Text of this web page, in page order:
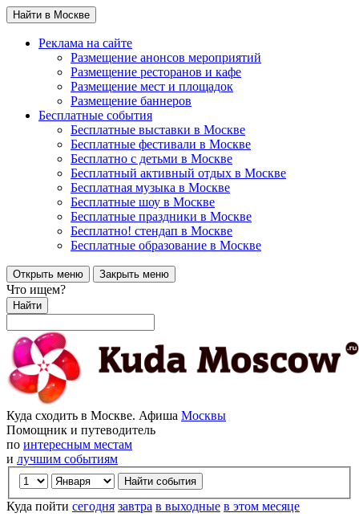
Найти в Москве
Реклама на сайте
Размещение анонсов мероприятий
Размещение ресторанов и кафе
Размещение мест и площадок
Размещение баннеров
Бесплатные события
Бесплатные выставки в Москве
Бесплатные фестивали в Москве
Бесплатно с детьми в Москве
Бесплатный активный отдых в Москве
Бесплатная музыка в Москве
Бесплатные шоу в Москве
Бесплатные праздники в Москве
Бесплатно! стендап в Москве
Бесплатные образование в Москве
Открыть меню Закрыть меню
Что ищем?
Найти
Куда сходить в Москве. Афиша Москвы
Помощник и путеводитель
по интересным местам
и лучшим событиям
Куда пойти сегодня завтра в выходные в этом месяце